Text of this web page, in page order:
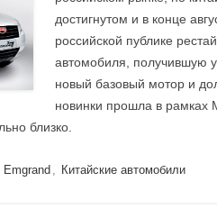
достигнутом и в конце
российской публике
автомобиля, получившую
новый базовый мотор и
новинки прошла в
близко.
Emgrand , Китайские автомобили